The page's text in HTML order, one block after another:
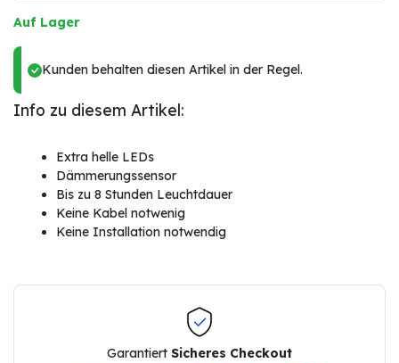
Auf Lager
Kunden behalten diesen Artikel in der Regel.
Info zu diesem Artikel:
Extra helle LEDs
Dämmerungssensor
Bis zu 8 Stunden Leuchtdauer
Keine Kabel notwenig
Keine Installation notwendig
Garantiert Sicheres Checkout